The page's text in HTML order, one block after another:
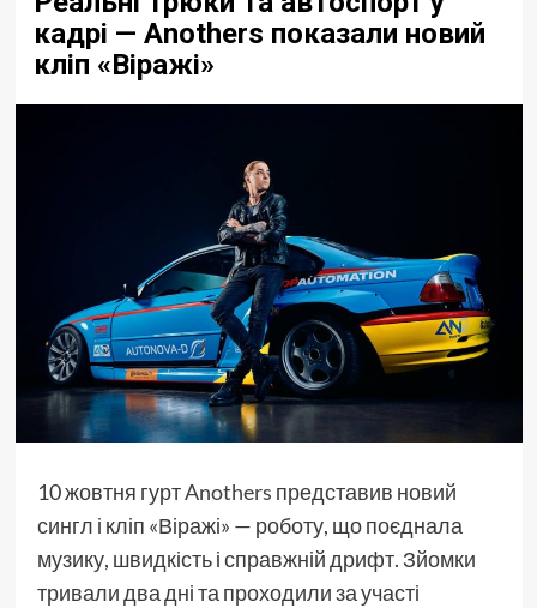
кадрі — Anothers показали новий
кліп «Віражі»
10 жовтня гуртAnothers представив новий
сингл і кліп «Віражі» — роботу, що поєднала
музику, швидкість і справжній дрифт. Зйомки
тривали два дні та проходили за участі